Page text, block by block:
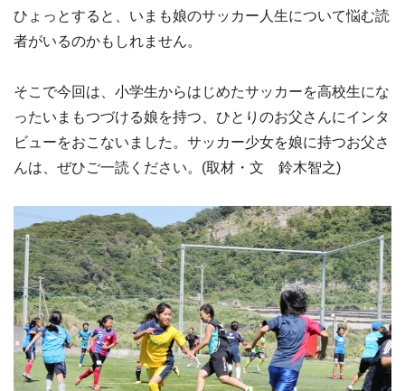
ひょっとすると、いまも娘のサッカー人生について悩む読
者がいるのかもしれません。
そこで今回は、小学生からはじめたサッカーを高校生にな
ったいまもつづける娘を持つ、ひとりのお父さんにインタ
ビューをおこないました。サッカー少女を娘に持つお父さ
んは、ぜひご一読ください。(取材・文 鈴木智之)